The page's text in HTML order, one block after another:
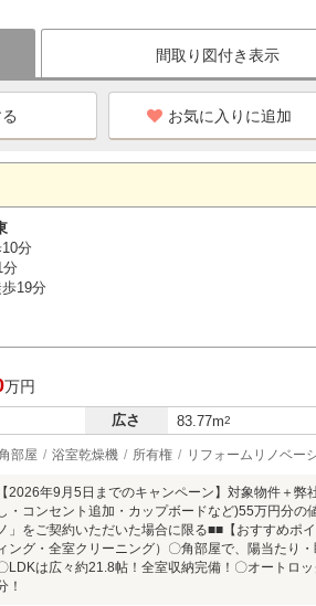
間取り図付き表示
お気に入りに追加
分
19分
万円
広さ 83.77m2
部屋 浴室乾燥機 所有権 リフォームリノベー
【2026年9月5日までのキャンペーン】対象物件＋
・コンセント追加・カップボードなど)55万円分
」をご契約いただいた場合に限る■■【おすすめポ
ング・全室クリーニング）〇角部屋で、陽当たり
LDKは広々約21.8帖！全室収納完備！〇オートロ
！